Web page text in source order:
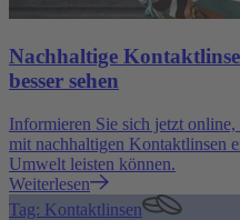
Nachhaltige
besser sehen
Informieren Sie sich jetzt
mit nachhaltigen Kontaktlinsen
Umwelt leisten können.
Weiterlesen
Tag: Kontaktlinsen